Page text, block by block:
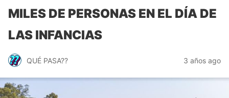
MILES DE PERSONAS EN EL DÍA DE
LAS INFANCIAS
QUÉ PASA?? 3 años ago